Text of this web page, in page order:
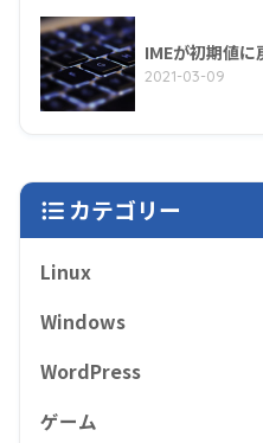
IMEが初期値に
2021-03-09
カテゴリー
Linux
Windows
WordPress
ゲーム